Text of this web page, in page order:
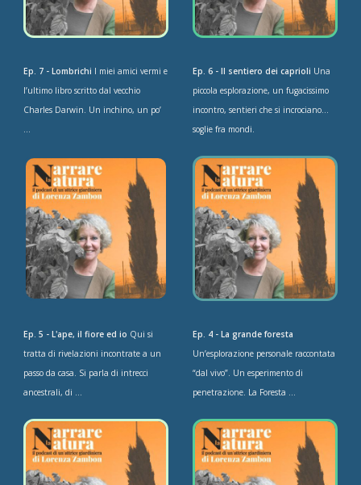
Ep. 7 - Lombrichi I miei amici vermi e
l’ultimo libro scritto dal vecchio
Charles Darwin. Un inchino, un po’
...
Ep. 6 - Il sentiero dei caprioli Una
piccola esplorazione, un fugacissimo
incontro, sentieri che si incrociano…
soglie fra mondi.
Ep. 5 - L'ape, il fiore ed io Qui si
tratta di rivelazioni incontrate a un
passo da casa. Si parla di intrecci
ancestrali, di ...
Ep. 4 - La grande foresta
Un’esplorazione personale raccontata
“dal vivo”. Un esperimento di
penetrazione. La Foresta ...